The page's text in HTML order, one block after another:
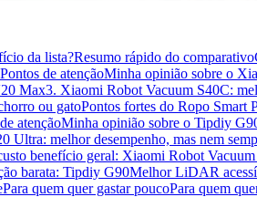
da lista?Resumo rápido do comparativo
Pontos de atençãoMinha opinião sobre o
Max3. Xiaomi Robot Vacuum S40C:
ou gatoPontos fortes do Ropo Smart
atençãoMinha opinião sobre o Tipdiy
Ultra: melhor desempenho, mas nem
benefício geral: Xiaomi Robot
barata: Tipdiy G90Melhor LiDAR
Para quem quer gastar poucoPara quem